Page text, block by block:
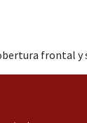
frontal